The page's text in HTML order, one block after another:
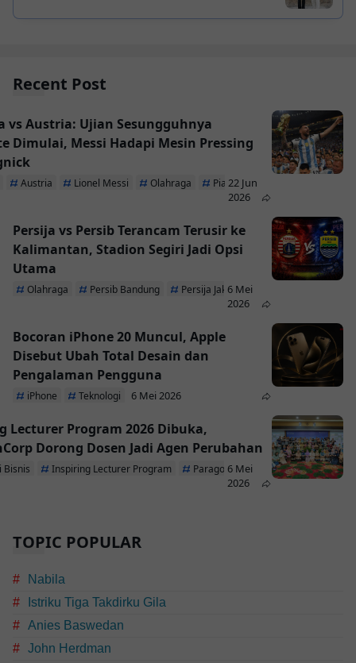
Recent Post
vs Austria: Ujian Sesungguhnya
Dimulai, Messi Hadapi Mesin Pressing
Austria Lionel Messi Olahraga Piala Dunia 2026
22 Jun
2026
Persija vs Persib Terancam Terusir ke
Kalimantan, Stadion Segiri Jadi Opsi
Utama
Olahraga Persib Bandung Persija Jakarta
6 Mei
2026
Bocoran iPhone 20 Muncul, Apple
Disebut Ubah Total Desain dan
Pengalaman Pengguna
iPhone Teknologi 6 Mei 2026
Lecturer Program 2026 Dibuka,
Dorong Dosen Jadi Agen Perubahan
Bisnis Inspiring Lecturer Program ParagonCorp
6 Mei
2026
TOPIC POPULAR
Nabila
Istriku Tiga Takdirku Gila
Anies Baswedan
John Herdman